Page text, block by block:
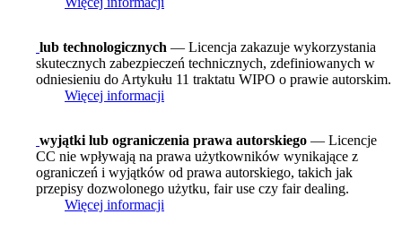
lub technologicznych — Licencja zakazuje wykorzystania
skutecznych zabezpieczeń technicznych, zdefiniowanych w
odniesieniu do Artykułu 11 traktatu WIPO o prawie autorskim.
Więcej informacji
wyjątki lub ograniczenia prawa autorskiego — Licencje
CC nie wpływają na prawa użytkowników wynikające z
ograniczeń i wyjątków od prawa autorskiego, takich jak
przepisy dozwolonego użytku, fair use czy fair dealing.
Więcej informacji